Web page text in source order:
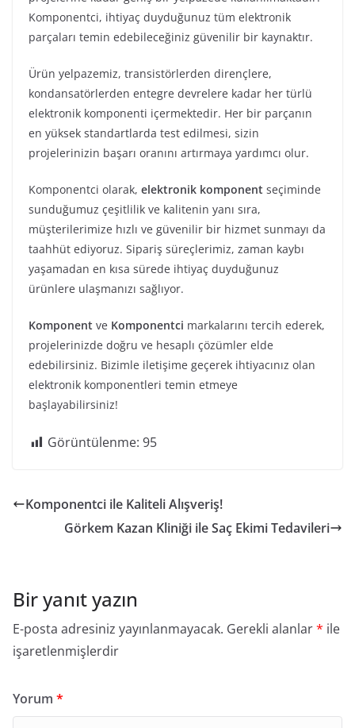
Komponentci, ihtiyaç duyduğunuz tüm elektronik
parçaları temin edebileceğiniz güvenilir bir kaynaktır.
Ürün yelpazemiz, transistörlerden dirençlere,
kondansatörlerden entegre devrelere kadar her türlü
elektronik komponenti içermektedir. Her bir parçanın
en yüksek standartlarda test edilmesi, sizin
projelerinizin başarı oranını artırmaya yardımcı olur.
Komponentci olarak, elektronik komponent seçiminde
sunduğumuz çeşitlilik ve kalitenin yanı sıra,
müşterilerimize hızlı ve güvenilir bir hizmet sunmayı da
taahhüt ediyoruz. Sipariş süreçlerimiz, zaman kaybı
yaşamadan en kısa sürede ihtiyaç duyduğunuz
ürünlere ulaşmanızı sağlıyor.
Komponent ve Komponentci markalarını tercih ederek,
projelerinizde doğru ve hesaplı çözümler elde
edebilirsiniz. Bizimle iletişime geçerek ihtiyacınız olan
elektronik komponentleri temin etmeye
başlayabilirsiniz!
Görüntülenme: 95
Komponentci ile Kaliteli Alışveriş!
Görkem Kazan Kliniği ile Saç Ekimi Tedavileri
Bir yanıt yazın
E-posta adresiniz yayınlanmayacak. Gerekli alanlar* ile
işaretlenmişlerdir
Yorum *